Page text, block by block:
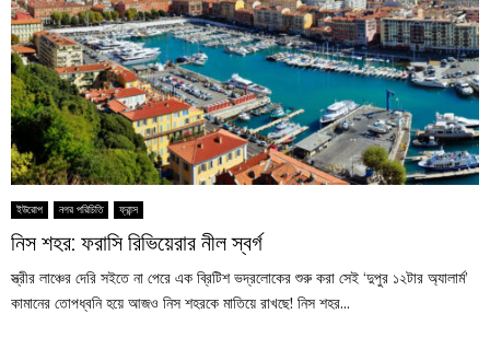
ইউরোপ নগর পরিচিতি ফ্রান্স
নিস শহর: ফরাসি রিভিয়েরার নীল স্বর্গ
স্ত্রীর লাঞ্চের দেরি সইতে না পেরে এক ব্রিটিশ ভদ্রলোকের শুরু করা সেই ‘দুপুর ১২টার অ্যালার্ম’
কামানের তোপধ্বনি হয়ে আজও নিস শহরকে মাতিয়ে রাখছে! নিস শহর...